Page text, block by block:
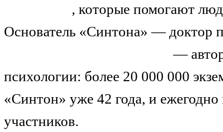
, которые помогают
Основатель «Синтона» — доктор
—
психологии: более 20 000 000
«Синтон» уже 42 года, и
участников.